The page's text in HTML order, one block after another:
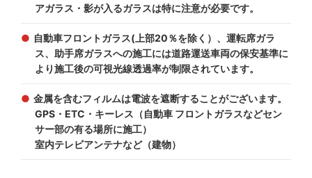
アガラス・影が入るガラスは特に注意が必要です。
自動車フロントガラス(上部20％を除く）、運転席ガラ
ス、助手席ガラスへの施工には道路運送車両の保安基準に
より施工後の可視光線透過率が制限されています。
金属を含むフィルムは電波を遮断することがございます。
GPS・ETC・キーレス（自動車 フロントガラスなどセン
サー部の有る場所に施工）
室内テレビアンテナなど（建物）